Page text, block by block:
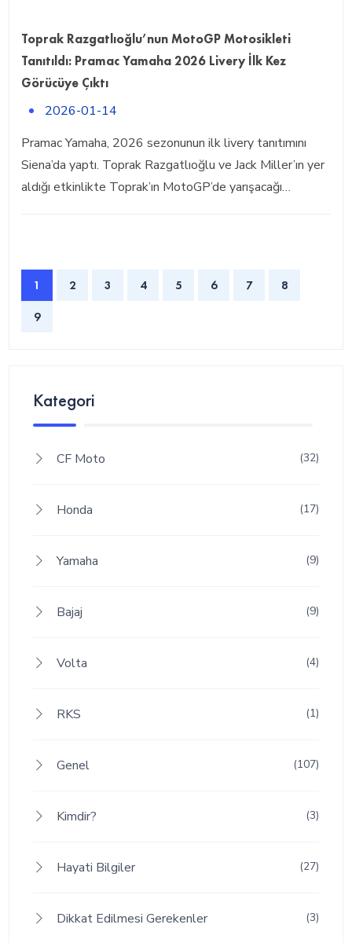
Toprak Razgatlıoğlu’nun MotoGP Motosikleti
Tanıtıldı: Pramac Yamaha 2026 Livery İlk Kez
Görücüye Çıktı
2026-01-14
Pramac Yamaha, 2026 sezonunun ilk livery tanıtımını
Siena’da yaptı. Toprak Razgatlıoğlu ve Jack Miller’ın yer
aldığı etkinlikte Toprak’ın MotoGP’de yarışacağı…
1 2 3 4 5 6 7 8
9
Kategori
CF Moto (32)
Honda (17)
Yamaha (9)
Bajaj (9)
Volta (4)
RKS (1)
Genel (107)
Kimdir? (3)
Hayati Bilgiler (27)
Dikkat Edilmesi Gerekenler (3)